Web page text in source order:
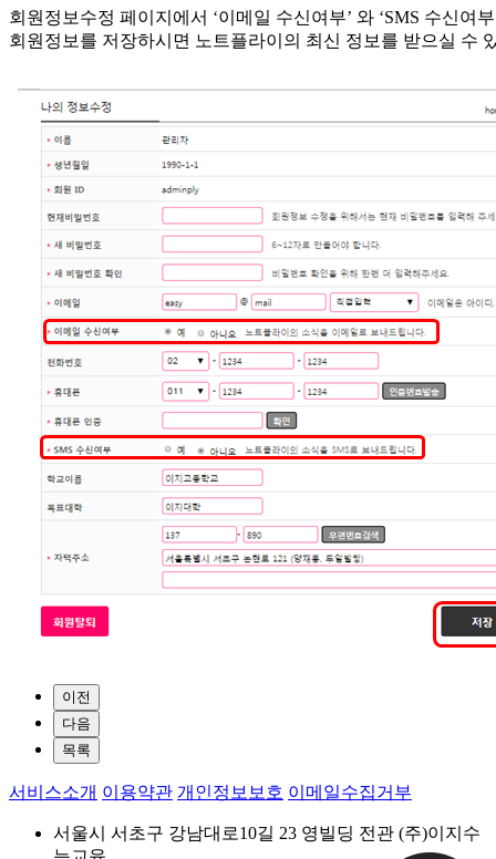
회원정보수정 페이지에서 ‘이메일 수신여부’ 와 ‘SMS 수신여
회원정보를 저장하시면 노트플라이의 최신 정보를 받으실 수
이전
다음
목록
서비스소개 이용약관 개인정보보호 이메일수집거부
서울시 서초구 강남대로10길 23 영빌딩 전관 (주)이지수